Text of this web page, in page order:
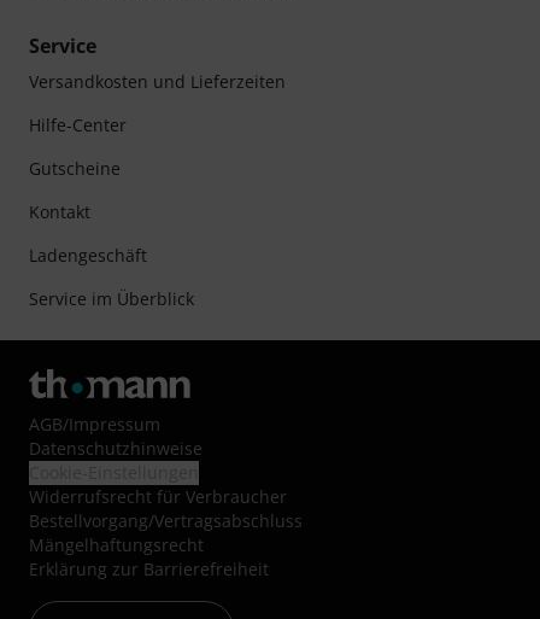
Service
Versandkosten und Lieferzeiten
Hilfe-Center
Gutscheine
Kontakt
Ladengeschäft
Service im Überblick
AGB/Impressum
Datenschutzhinweise
Widerrufsrecht für Verbraucher
Bestellvorgang/Vertragsabschluss
Mängelhaftungsrecht
Erklärung zur Barrierefreiheit